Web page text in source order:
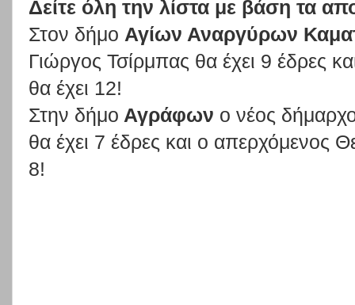
Δείτε όλη την λίστα με βάση τα
Στον δήμο Αγίων Αναργύρων
Γιώργος Τσίρμπας θα έχει 9 έδρες
θα έχει 12!
Στην δήμο Αγράφων ο νέος
θα έχει 7 έδρες και ο απερχόμενος
8!